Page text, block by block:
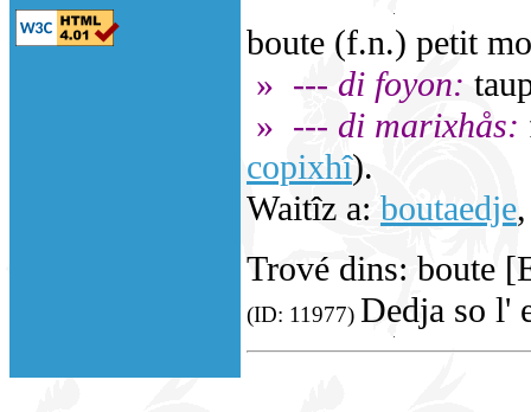
boute (f.n.) petit
» --- di foyon:
» --- di marixhås:
copixhî).
Waitîz a: boutaedje
Trové dins: boute
(ID: 11977) Dedja so l'